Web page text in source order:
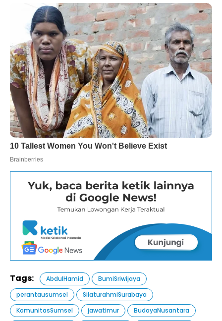
Tags: AbdulHamid
BumiSriwijaya
perantausumsel
SilaturahmiSurabaya
KomunitasSumsel
jawatimur
BudayaNusantara